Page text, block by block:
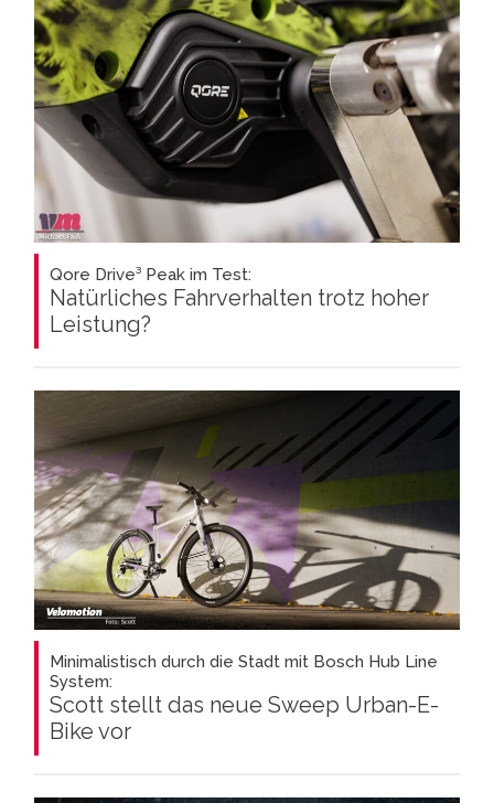
Qore Drive³ Peak im Test:
Natürliches Fahrverhalten trotz hoher
Leistung?
Minimalistisch durch die Stadt mit Bosch Hub Line
System:
Scott stellt das neue Sweep Urban-E-
Bike vor